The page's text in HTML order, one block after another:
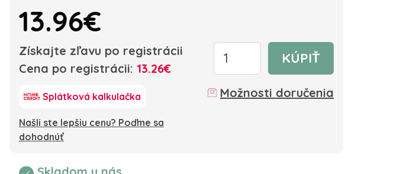
13.96€
Získajte zľavu po registrácii
Cena po registrácii: 13.26€
Splátková kalkulačka
Našli ste lepšiu cenu? Poďme sa
dohodnúť
KÚPIŤ
Možnosti doručenia